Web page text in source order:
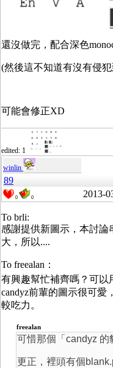
還沒做完，配合深色
(然後這不知道有沒有侵
可能會修正XD
edited: 1
winlin
89
0 0 2013-
To brli:
感謝提供新圖示，本討論
大，所以....
To freealan：
有興趣幫忙補齊嗎？可以
candyz前輩的圖示很可愛
較吃力。
freealan
可惜那個「candyz 的
更正，裡頭有個